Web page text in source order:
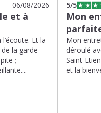
06/08/2026
et à
Et la
la garde
;
5/5
Mon
Mon
déroulé
Saint-
et la